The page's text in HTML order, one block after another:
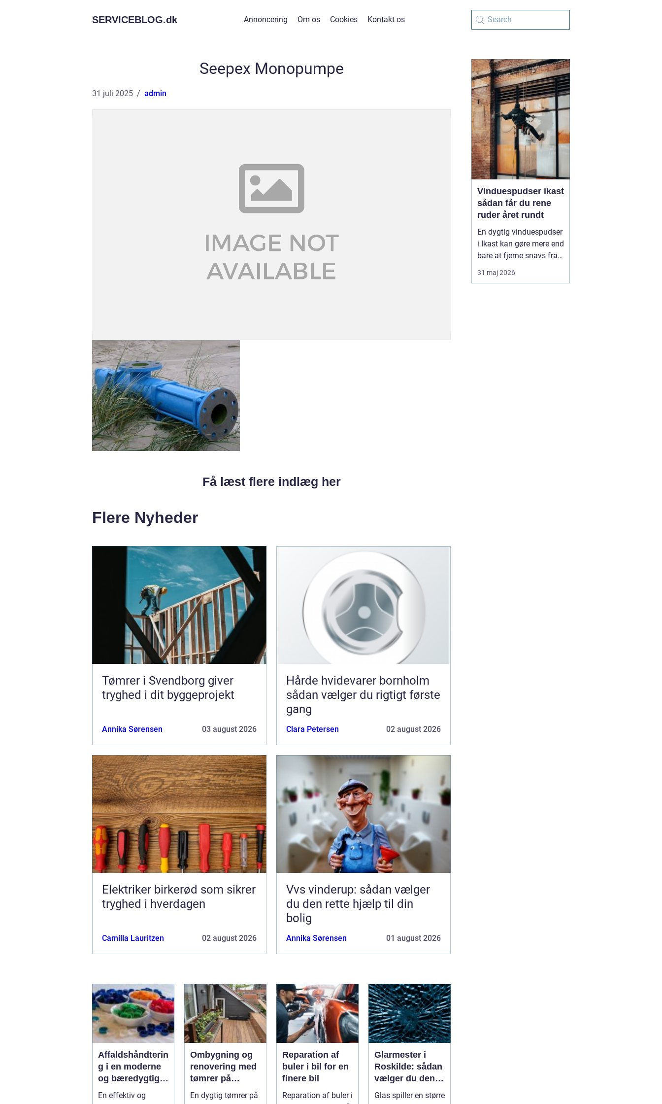
SERVICEBLOG.dk Annoncering Om os Cookies Kontakt os
Seepex Monopumpe
31 juli 2025 admin
Få læst flere indlæg her
Flere Nyheder
Tømrer i Svendborg giver
tryghed i dit byggeprojekt
Annika Sørensen 03 august 2026
Hårde hvidevarer bornholm
sådan vælger du rigtigt første
gang
Clara Petersen 02 august 2026
Elektriker birkerød som sikrer
tryghed i hverdagen
Camilla Lauritzen 02 august 2026
Vvs vinderup: sådan vælger
du den rette hjælp til din
bolig
Annika Sørensen 01 august 2026
Affaldshåndterin
g i en moderne
og bæredygtig
hverdag
En effektiv og
Ombygning og
renovering med
tømrer på
Djursland
En dygtig tømrer på
Reparation af
buler i bil for en
finere bil
Reparation af buler i
Glarmester i
Roskilde: sådan
vælger du den
rette fagmand til
Glas spiller en større
Vinduespudser ikast
sådan får du rene
ruder året rundt
En dygtig vinduespudser
i Ikast kan gøre mere end
bare at fjerne snavs fra
ruderne. Rene vinduer
giver mere lys, bedre
31 maj 2026